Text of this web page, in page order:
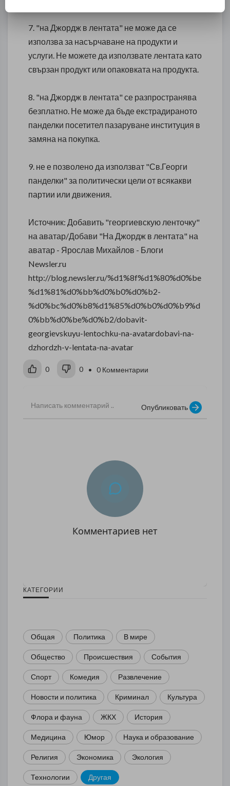
7. "на Джордж в лентата" не може да се
използва за насърчаване на продукти и
услуги. Не можете да използвате лентата като
свързан продукт или опаковката на продукта.
8. "на Джордж в лентата" се разпространява
безплатно. Не може да бъде екстрадираното
панделки посетител пазаруване институция в
замяна на покупка.
9. не е позволено да използват "Св.Георги
панделки" за политически цели от всякакви
партии или движения.
Источник: Добавить "георгиевскую ленточку"
на аватар/Добави "На Джордж в лентата" на
аватар - Ярослав Михайлов - Блоги
Newsler.ru
http://blog.newsler.ru/%d1%8f%d1%80%d0%be
%d1%81%d0%bb%d0%b0%d0%b2-
%d0%bc%d0%b8%d1%85%d0%b0%d0%b9%d
0%bb%d0%be%d0%b2/dobavit-
georgievskuyu-lentochku-na-avatardobavi-na-
dzhordzh-v-lentata-na-avatar
0 0 • 0 Комментарии
Опубликовать
Комментариев нет
КАТЕГОРИИ
Общая Политика В мире
Общество Происшествия События
Спорт Комедия Развлечение
Новости и политика Криминал Культура
Флора и фауна ЖКХ История
Медицина Юмор Наука и образование
Религия Экономика Экология
Технологии Другая